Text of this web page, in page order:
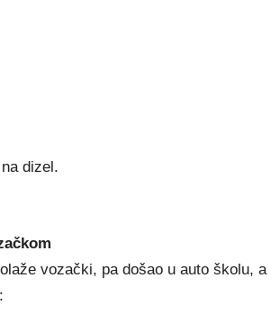
dizel.
vozački, pa došao u auto školu, a